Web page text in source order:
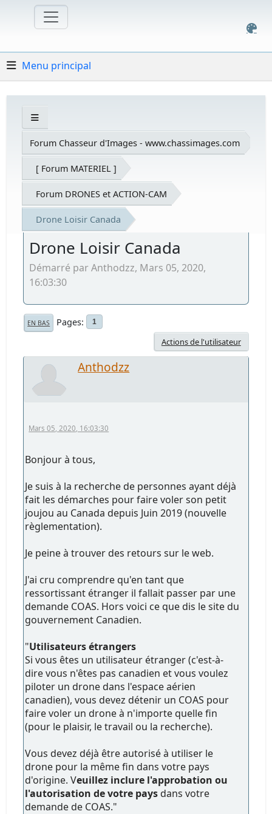
Menu principal
Forum Chasseur d'Images - www.chassimages.com
[ Forum MATERIEL ]
Forum DRONES et ACTION-CAM
Drone Loisir Canada
Drone Loisir Canada
Démarré par Anthodzz, Mars 05, 2020,
16:03:30
EN BAS Pages 1
Actions de l'utilisateur
Anthodzz
Mars 05, 2020, 16:03:30
Bonjour à tous,
Je suis à la recherche de personnes ayant déjà
fait les démarches pour faire voler son petit
joujou au Canada depuis Juin 2019 (nouvelle
règlementation).
Je peine à trouver des retours sur le web.
J'ai cru comprendre qu'en tant que
ressortissant étranger il fallait passer par une
demande COAS. Hors voici ce que dis le site du
gouvernement Canadien.
"Utilisateurs étrangers
Si vous êtes un utilisateur étranger (c'est-à-
dire vous n'êtes pas canadien et vous voulez
piloter un drone dans l'espace aérien
canadien), vous devez détenir un COAS pour
faire voler un drone à n'importe quelle fin
(pour le plaisir, le travail ou la recherche).
Vous devez déjà être autorisé à utiliser le
drone pour la même fin dans votre pays
d'origine. Veuillez inclure l'approbation ou
l'autorisation de votre pays dans votre
demande de COAS."